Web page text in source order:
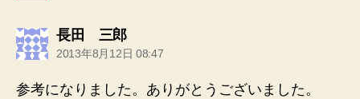
長田 三郎の
発
2013年8月12日 08:47
参考になりました。ありがとうございました。